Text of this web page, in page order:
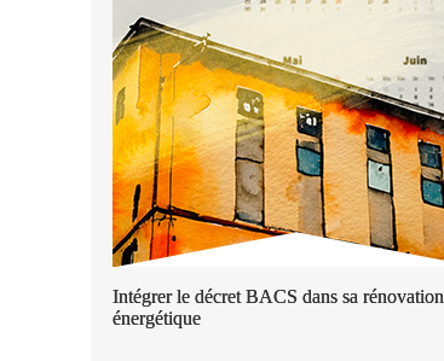
Intégrer le décret BACS dans sa rénovation
énergétique